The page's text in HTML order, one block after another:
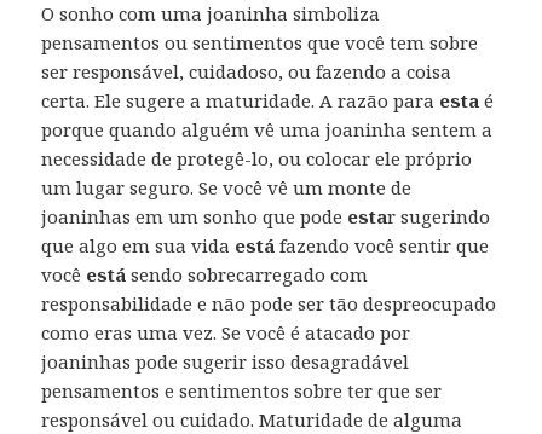
O sonho com uma joaninha simboliza
pensamentos ou sentimentos que você tem sobre
ser responsável, cuidadoso, ou fazendo a coisa
certa. Ele sugere a maturidade. A razão para esta é
porque quando alguém vê uma joaninha sentem a
necessidade de protegê-lo, ou colocar ele próprio
um lugar seguro. Se você vê um monte de
joaninhas em um sonho que pode estar sugerindo
que algo em sua vida está fazendo você sentir que
você está sendo sobrecarregado com
responsabilidade e não pode ser tão despreocupado
como eras uma vez. Se você é atacado por
joaninhas pode sugerir isso desagradável
pensamentos e sentimentos sobre ter que ser
responsável ou cuidado. Maturidade de alguma